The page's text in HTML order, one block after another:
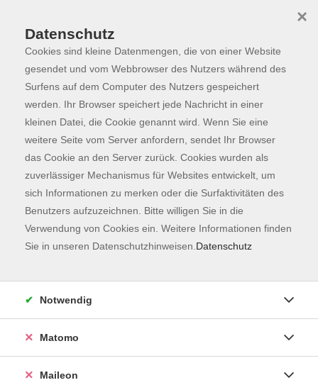
Skip to main content
Programm
Der Kurs konnte nicht gefunden werden.
Kontaktformular
Impressum
AGB
Datenschutzerklärung
Datenschutz
Cookies sind kleine Datenmengen, die von einer Website
gesendet und vom Webbrowser des Nutzers während des
Surfens auf dem Computer des Nutzers gespeichert
werden. Ihr Browser speichert jede Nachricht in einer
kleinen Datei, die Cookie genannt wird. Wenn Sie eine
weitere Seite vom Server anfordern, sendet Ihr Browser
das Cookie an den Server zurück. Cookies wurden als
zuverlässiger Mechanismus für Websites entwickelt, um
sich Informationen zu merken oder die Surfaktivitäten des
Benutzers aufzuzeichnen. Bitte willigen Sie in die
Verwendung von Cookies ein. Weitere Informationen finden
Sie in unseren Datenschutzhinweisen. Datenschutz
×
Notwendig
Matomo
Maileon